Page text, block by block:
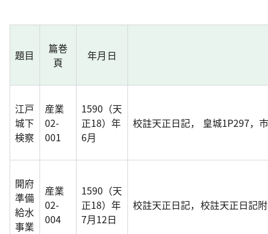
題目
篇巻
頁
年月日
江戸
城下
検察
産業
02-
001
1590（天
正18）年
6月
校註天正日記， 皇城1P297，
開府
準備
給水
事業
産業
02-
004
1590（天
正18）年
7月12日
校註天正日記，校註天正日記